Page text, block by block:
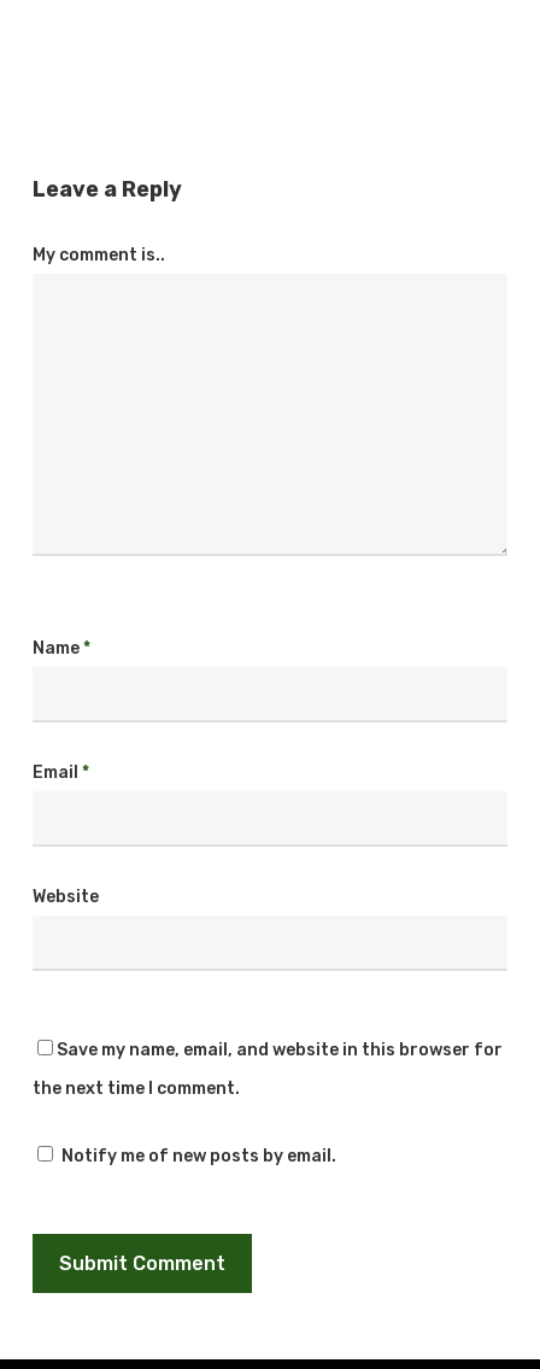
Leave a Reply
My comment is..
Name*
Email *
Website
Save my name, email, and website in this browser for
the next time I comment.
Notify me of new posts by email.